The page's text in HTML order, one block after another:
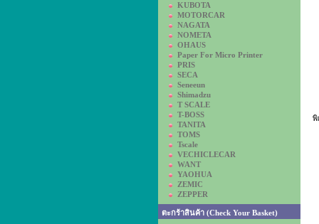
KUBOTA
MOTORCAR
NAGATA
NOMETA
OHAUS
Paper For Micro Printer
PRIS
SECA
Seneeun
Shimadzu
T SCALE
T-BOSS
TANITA
TOMS
Tscale
VECHICLECAR
WANT
YAOHUA
ZEMIC
ZEPPER
ตะกร้าสินค้า (Check Your Basket)
พิ